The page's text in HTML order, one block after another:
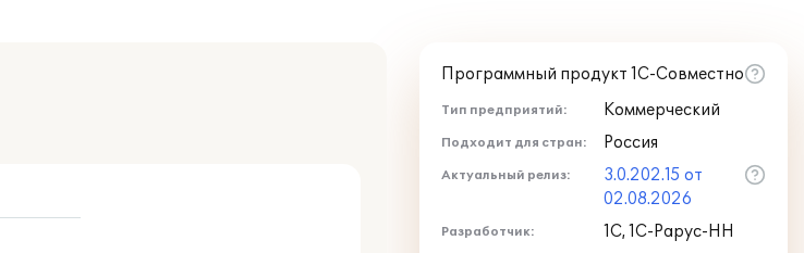
Программный продукт 1С-Совместно
Тип предприятий: Коммерческий
Подходит для стран: Россия
Актуальный релиз:
3.0.202.15 от
02.08.2026
Разработчик: 1С, 1С-Рарус-НН